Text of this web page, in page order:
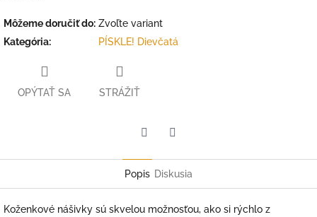
Môžeme doručiť do: Zvoľte variant
Kategória: PÍSKLE! Dievčatá
OPÝTAŤ SA STRÁŽIŤ
Popis Diskusia
Koženkové nášivky sú skvelou možnosťou, ako si rýchlo z